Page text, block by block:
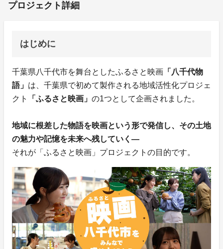
プロジェクト詳細
はじめに
千葉県八千代市を舞台としたふるさと映画 「八千代物
語」 は、千葉県で初めて製作される地域活性化プロジェ
クト
「ふるさと映画」 の1つとして企画されました。
地域に根差した物語を映画という形で発信し、その土地
の魅力や記憶を未来へ残していく―
それが「ふるさと映画」プロジェクトの目的です。